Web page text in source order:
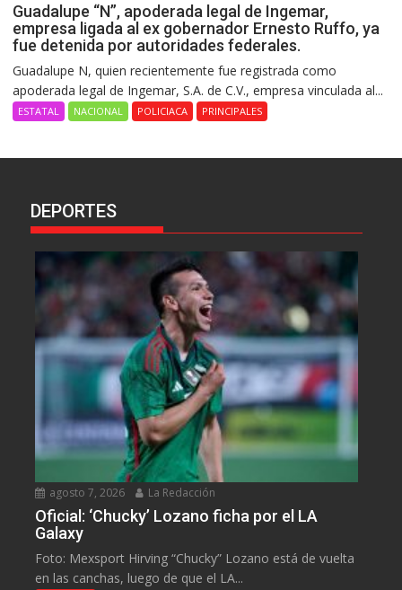
Guadalupe “N”, apoderada legal de Ingemar,
empresa ligada al ex gobernador Ernesto Ruffo, ya
fue detenida por autoridades federales.
Guadalupe N, quien recientemente fue registrada como
apoderada legal de Ingemar, S.A. de C.V., empresa vinculada al...
ESTATAL NACIONAL POLICIACA PRINCIPALES
DEPORTES
agosto 7, 2026 La Redacción
Oficial: ‘Chucky’ Lozano ficha por el LA
Galaxy
Foto: Mexsport Hirving “Chucky” Lozano está de vuelta
en las canchas, luego de que el LA...